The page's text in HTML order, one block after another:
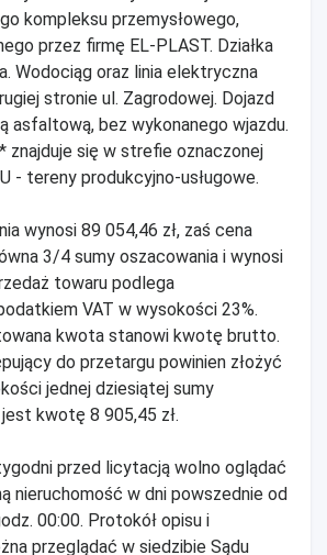
kompleksu przemysłowego,
przez firmę EL-PLAST. Działka
Wodociąg oraz linia elektryczna
stronie ul. Zagrodowej. Dojazd
asfaltową, bez wykonanego wjazdu.
znajduje się w strefie oznaczonej
- tereny produkcyjno-usługowe.
wynosi 89 054,46 zł, zaś cena
3/4 sumy oszacowania i wynosi
towaru podlega
VAT w wysokości 23%.
kwota stanowi kwotę brutto.
do przetargu powinien złożyć
jednej dziesiątej sumy
kwotę 8 905,45 zł.
przed licytacją wolno oglądać
nieruchomość w dni powszednie od
00:00. Protokół opisu i
przeglądać w siedzibie Sądu